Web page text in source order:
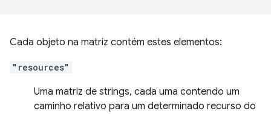
Cada objeto na matriz contém estes elementos:
"resources"
Uma matriz de strings, cada uma contendo um
caminho relativo para um determinado recurso do